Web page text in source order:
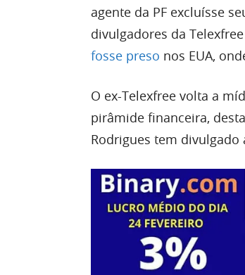
agente da PF excluísse
divulgadores da
fosse preso nos EUA,
O ex-Telexfree volta a
pirâmide financeira,
Rodrigues tem